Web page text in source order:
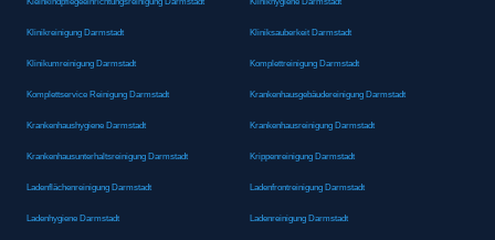
Klinikreinigung Darmstadt Kliniksauberkeit Darmstadt
Klinikumreinigung Darmstadt Komplettreinigung Darmstadt
Komplettservice Reinigung Darmstadt Krankenhausgebäudereinigung Darmstadt
Krankenhaushygiene Darmstadt Krankenhausreinigung Darmstadt
Krankenhausunterhaltsreinigung Darmstadt Krippenreinigung Darmstadt
Ladenflächenreinigung Darmstadt Ladenfrontreinigung Darmstadt
Ladenhygiene Darmstadt Ladenreinigung Darmstadt